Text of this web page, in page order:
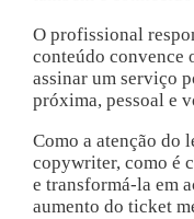
O profissional
conteúdo convence
assinar um serviço
próxima, pessoal e
Como a atenção do
copywriter, como é
e transformá-la em
aumento do ticket